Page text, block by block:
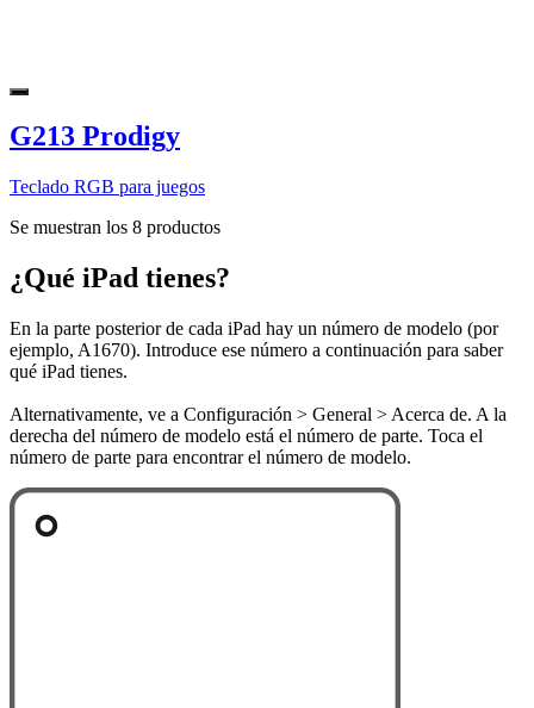
G213 Prodigy
Teclado RGB para juegos
Se muestran los 8 productos
¿Qué iPad tienes?
En la parte posterior de cada iPad hay un número de modelo (por
ejemplo, A1670). Introduce ese número a continuación para saber
qué iPad tienes.
Alternativamente, ve a Configuración > General > Acerca de. A la
derecha del número de modelo está el número de parte. Toca el
número de parte para encontrar el número de modelo.